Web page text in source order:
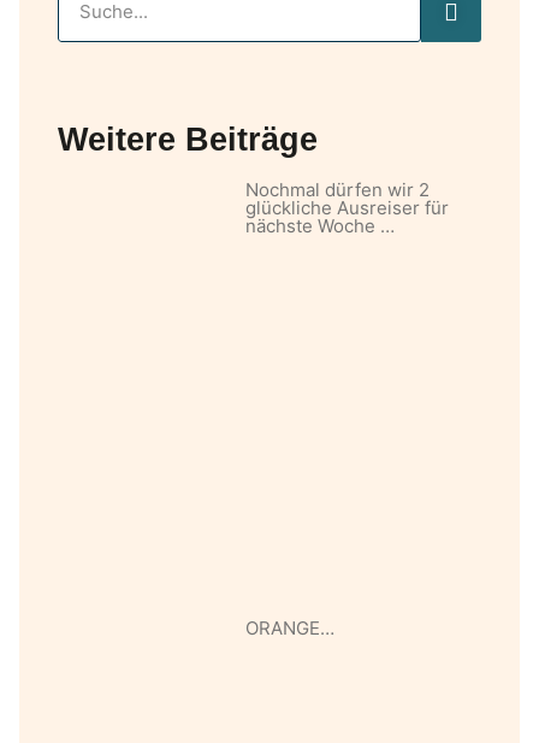
Weitere Beiträge
Nochmal dürfen wir 2
glückliche Ausreiser für
nächste Woche …
ORANGE…